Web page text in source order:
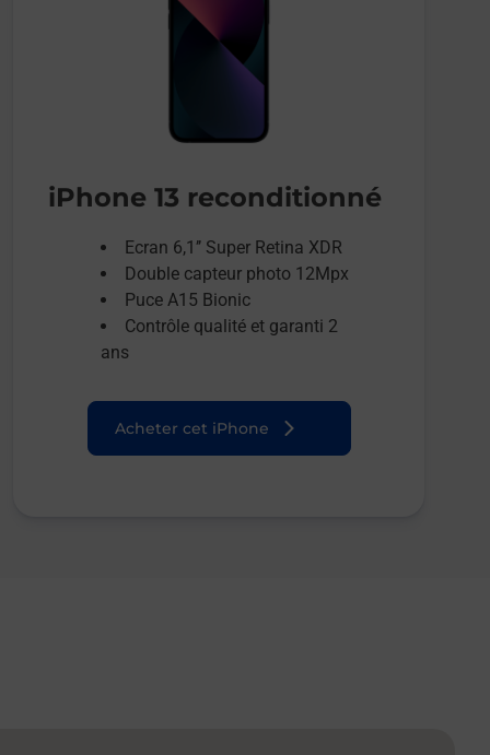
iPhone 13 reconditionné
Ecran 6,1’’ Super Retina XDR
Double capteur photo 12Mpx
Puce A15 Bionic
Contrôle qualité et garanti 2
ans
Acheter cet iPhone